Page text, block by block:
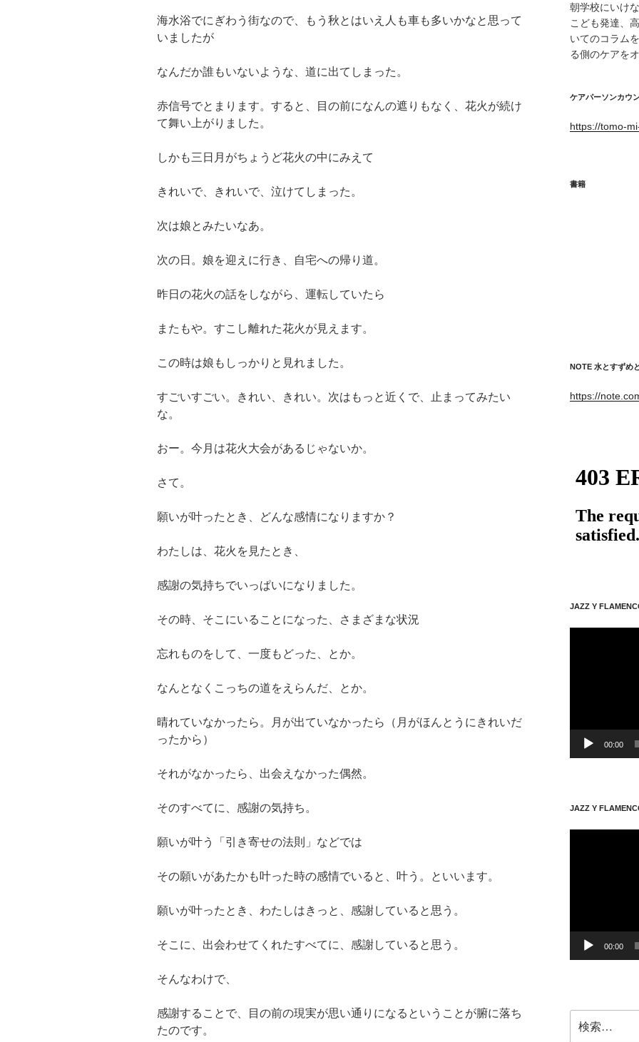
海水浴でにぎわう街なので、もう秋とはいえ人も車も多いかなと思って
いましたが
なんだか誰もいないような、道に出てしまった。
赤信号でとまります。すると、目の前になんの遮りもなく、花火が続け
て舞い上がりました。
しかも三日月がちょうど花火の中にみえて
きれいで、きれいで、泣けてしまった。
次は娘とみたいなあ。
次の日。娘を迎えに行き、自宅への帰り道。
昨日の花火の話をしながら、運転していたら
またもや。すこし離れた花火が見えます。
この時は娘もしっかりと見れました。
すごいすごい。きれい、きれい。次はもっと近くで、止まってみたい
な。
おー。今月は花火大会があるじゃないか。
さて。
願いが叶ったとき、どんな感情になりますか？
わたしは、花火を見たとき、
感謝の気持ちでいっぱいになりました。
その時、そこにいることになった、さまざまな状況
忘れものをして、一度もどった、とか。
なんとなくこっちの道をえらんだ、とか。
晴れていなかったら。月が出ていなかったら（月がほんとうにきれいだ
ったから）
それがなかったら、出会えなかった偶然。
そのすべてに、感謝の気持ち。
願いが叶う「引き寄せの法則」などでは
その願いがあたかも叶った時の感情でいると、叶う。といいます。
願いが叶ったとき、わたしはきっと、感謝していると思う。
そこに、出会わせてくれたすべてに、感謝していると思う。
そんなわけで、
感謝することで、目の前の現実が思い通りになるということが腑に落ち
たのです。
朝学校にいけな
こども発達、
いてのコラム
る側のケアを
ケアパーソンカウ
https://tomo-
書籍
NOTE 水とすずめ
https://
JAZZ Y
ー
00:00
JAZZ Y
ー
00:00
索: